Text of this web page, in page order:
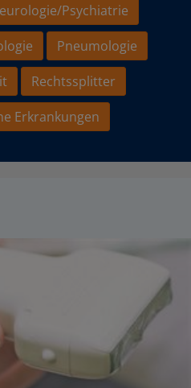
Psychiatrie
Pneumologie
Rechtssplitter
Erkrankungen